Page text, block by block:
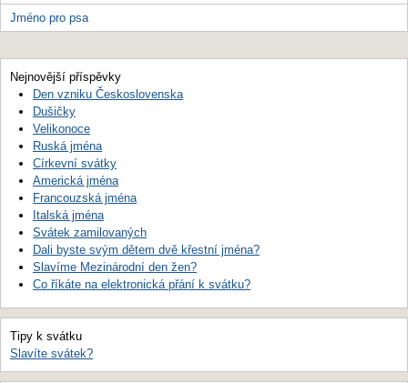
Jméno pro psa
Nejnovější příspěvky
Den vzniku Československa
Dušičky
Velikonoce
Ruská jména
Církevní svátky
Americká jména
Francouzská jména
Italská jména
Svátek zamilovaných
Dali byste svým dětem dvě křestní jména?
Slavíme Mezinárodní den žen?
Co říkáte na elektronická přání k svátku?
Tipy k svátku
Slavíte svátek?